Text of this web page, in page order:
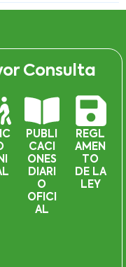
Consulta
PUBLI
CACI
ONES
DIARI
O
OFICI
AL
REGL
AMEN
TO
DE LA
LEY